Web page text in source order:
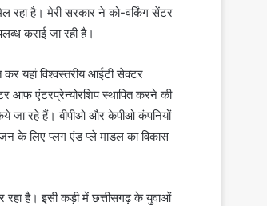
रहा है। मेरी सरकार ने को-वर्किंग सेंटर
कराई जा रही है।
यहां विश्वस्तरीय आईटी सेक्टर
आफ एंटरप्रेन्योरशिप स्थापित करने की
जा रहे हैं। बीपीओ और केपीओ कंपनियों
के लिए प्लग एंड प्ले माडल का विकास
रहा है। इसी कड़ी में छत्तीसगढ़ के युवाओं